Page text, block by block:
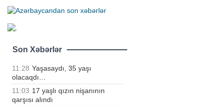
Son Xəbərlər
11:28 Yaşasaydı, 35 yaşı
olacaqdı…
11:03 17 yaşlı qızın nişanının
qarşısı alındı